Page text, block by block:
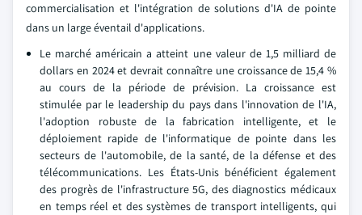
commercialisation et l'intégration de solutions d'IA de pointe
dans un large éventail d'applications.
Le marché américain a atteint une valeur de 1,5 milliard de
dollars en 2024 et devrait connaître une croissance de 15,4 %
au cours de la période de prévision. La croissance est
stimulée par le leadership du pays dans l'innovation de l'IA,
l'adoption robuste de la fabrication intelligente, et le
déploiement rapide de l'informatique de pointe dans les
secteurs de l'automobile, de la santé, de la défense et des
télécommunications. Les États-Unis bénéficient également
des progrès de l'infrastructure 5G, des diagnostics médicaux
en temps réel et des systèmes de transport intelligents, qui